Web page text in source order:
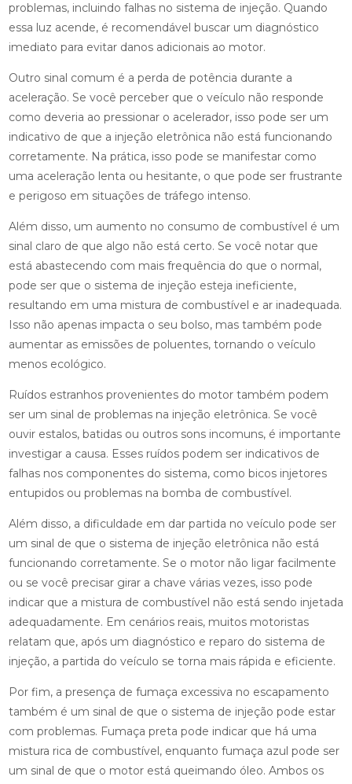
problemas, incluindo falhas no sistema de injeção. Quando
essa luz acende, é recomendável buscar um diagnóstico
imediato para evitar danos adicionais ao motor.
Outro sinal comum é a perda de potência durante a
aceleração. Se você perceber que o veículo não responde
como deveria ao pressionar o acelerador, isso pode ser um
indicativo de que a injeção eletrônica não está funcionando
corretamente. Na prática, isso pode se manifestar como
uma aceleração lenta ou hesitante, o que pode ser frustrante
e perigoso em situações de tráfego intenso.
Além disso, um aumento no consumo de combustível é um
sinal claro de que algo não está certo. Se você notar que
está abastecendo com mais frequência do que o normal,
pode ser que o sistema de injeção esteja ineficiente,
resultando em uma mistura de combustível e ar inadequada.
Isso não apenas impacta o seu bolso, mas também pode
aumentar as emissões de poluentes, tornando o veículo
menos ecológico.
Ruídos estranhos provenientes do motor também podem
ser um sinal de problemas na injeção eletrônica. Se você
ouvir estalos, batidas ou outros sons incomuns, é importante
investigar a causa. Esses ruídos podem ser indicativos de
falhas nos componentes do sistema, como bicos injetores
entupidos ou problemas na bomba de combustível.
Além disso, a dificuldade em dar partida no veículo pode ser
um sinal de que o sistema de injeção eletrônica não está
funcionando corretamente. Se o motor não ligar facilmente
ou se você precisar girar a chave várias vezes, isso pode
indicar que a mistura de combustível não está sendo injetada
adequadamente. Em cenários reais, muitos motoristas
relatam que, após um diagnóstico e reparo do sistema de
injeção, a partida do veículo se torna mais rápida e eficiente.
Por fim, a presença de fumaça excessiva no escapamento
também é um sinal de que o sistema de injeção pode estar
com problemas. Fumaça preta pode indicar que há uma
mistura rica de combustível, enquanto fumaça azul pode ser
um sinal de que o motor está queimando óleo. Ambos os